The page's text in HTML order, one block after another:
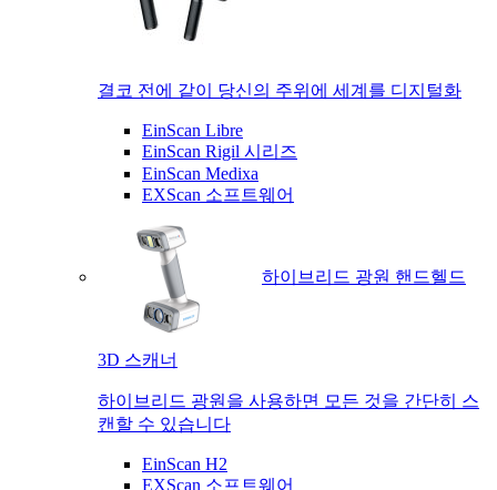
결코 전에 같이 당신의 주위에 세계를 디지털화
EinScan Libre
EinScan Rigil 시리즈
EinScan Medixa
EXScan 소프트웨어
하이브리드 광원 핸드헬드
3D 스캐너
하이브리드 광원을 사용하면 모든 것을 간단히 스
캔할 수 있습니다
EinScan H2
EXScan 소프트웨어